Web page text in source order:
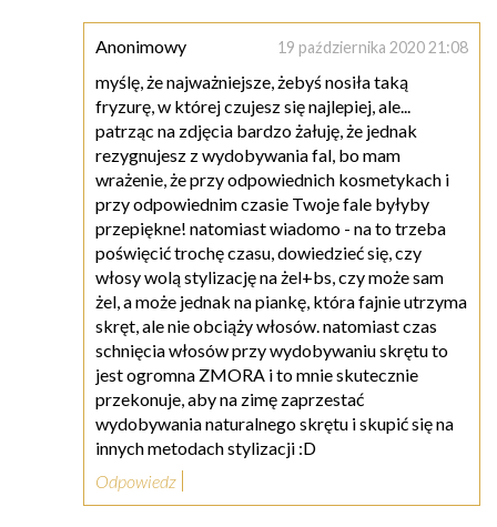
Anonimowy 19 października 2020 21:08
myślę, że najważniejsze, żebyś nosiła taką
fryzurę, w której czujesz się najlepiej, ale...
patrząc na zdjęcia bardzo żałuję, że jednak
rezygnujesz z wydobywania fal, bo mam
wrażenie, że przy odpowiednich kosmetykach i
przy odpowiednim czasie Twoje fale byłyby
przepiękne! natomiast wiadomo - na to trzeba
poświęcić trochę czasu, dowiedzieć się, czy
włosy wolą stylizację na żel+bs, czy może sam
żel, a może jednak na piankę, która fajnie utrzyma
skręt, ale nie obciąży włosów. natomiast czas
schnięcia włosów przy wydobywaniu skrętu to
jest ogromna ZMORA i to mnie skutecznie
przekonuje, aby na zimę zaprzestać
wydobywania naturalnego skrętu i skupić się na
innych metodach stylizacji :D
Odpowiedz